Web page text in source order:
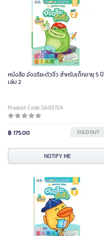
หนังสือ อัจฉริยะตัวจิ๋ว สำหรับเด็กอายุ 5 ปี
เล่ม 2
Product Code DA03724
฿ 175.00 SOLD OUT
NOTIFY ME